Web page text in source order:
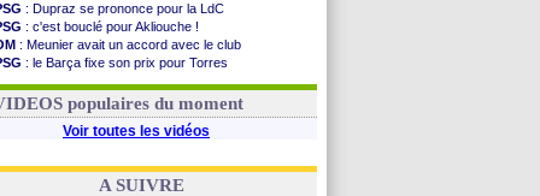
: Dupraz se prononce pour la LdC
: c'est bouclé pour Akliouche !
: Meunier avait un accord avec le club
: le Barça fixe son prix pour Torres
: Torres souhaite rejoindre le PSG !
populaires du moment
Voir toutes les vidéos
A SUIVRE